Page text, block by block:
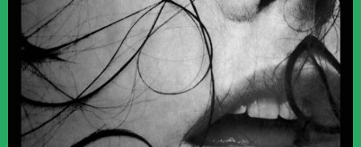
Accueil
Le Festival
Programme